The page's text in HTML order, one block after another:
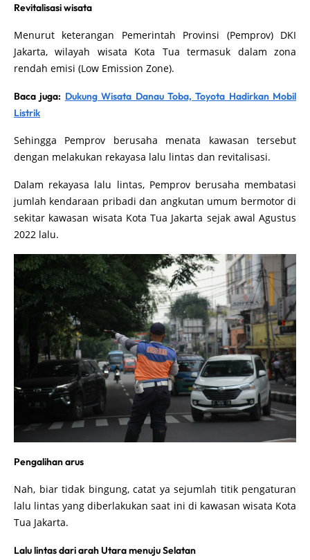
Revitalisasi wisata
Menurut keterangan Pemerintah Provinsi (Pemprov) DKI
Jakarta, wilayah wisata Kota Tua termasuk dalam zona
rendah emisi (Low Emission Zone).
Baca juga: Dukung Wisata Danau Toba, Toyota Hadirkan Mobil
Listrik
Sehingga Pemprov berusaha menata kawasan tersebut
dengan melakukan rekayasa lalu lintas dan revitalisasi.
Dalam rekayasa lalu lintas, Pemprov berusaha membatasi
jumlah kendaraan pribadi dan angkutan umum bermotor di
sekitar kawasan wisata Kota Tua Jakarta sejak awal Agustus
2022 lalu.
Pengalihan arus
Nah, biar tidak bingung, catat ya sejumlah titik pengaturan
lalu lintas yang diberlakukan saat ini di kawasan wisata Kota
Tua Jakarta.
Lalu lintas dari arah Utara menuju Selatan